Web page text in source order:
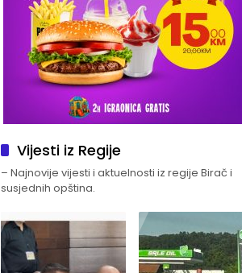
Vijesti iz Regije
– Najnovije vijesti i aktuelnosti iz regije Birač i
susjednih opština.